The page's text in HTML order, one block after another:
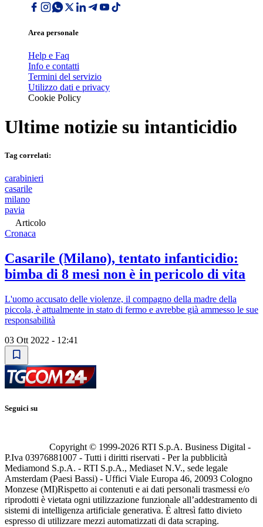
Area personale
Help e Faq
Info e contatti
Termini del servizio
Utilizzo dati e privacy
Cookie Policy
Ultime notizie su intanticidio
Tag correlati:
carabinieri
casarile
milano
pavia
Articolo
Cronaca
Casarile (Milano), tentato infanticidio:
bimba di 8 mesi non è in pericolo di vita
L'uomo accusato delle violenze, il compagno della madre della
piccola, è attualmente in stato di fermo e avrebbe già ammesso le sue
responsabilità
03 Ott 2022 - 12:41
Seguici su
Copyright © 1999-2026 RTI S.p.A. Business Digital -
P.Iva 03976881007 - Tutti i diritti riservati - Per la pubblicità
Mediamond S.p.A. - RTI S.p.A., Mediaset N.V., sede legale
Amsterdam (Paesi Bassi) - Uffici Viale Europa 46, 20093 Cologno
Monzese (MI)Rispetto ai contenuti e ai dati personali trasmessi e/o
riprodotti è vietata ogni utilizzazione funzionale all’addestramento di
sistemi di intelligenza artificiale generativa. È altresì fatto divieto
espresso di utilizzare mezzi automatizzati di data scraping.